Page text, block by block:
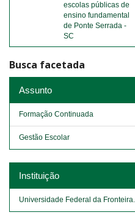
escolas públicas de
ensino fundamental
de Ponte Serrada -
SC
Busca facetada
Assunto
Formação Continuada
Gestão Escolar
Instituição
Universidade Federal da Fronteira...